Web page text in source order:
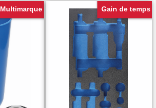
Multimarque Gain de temps